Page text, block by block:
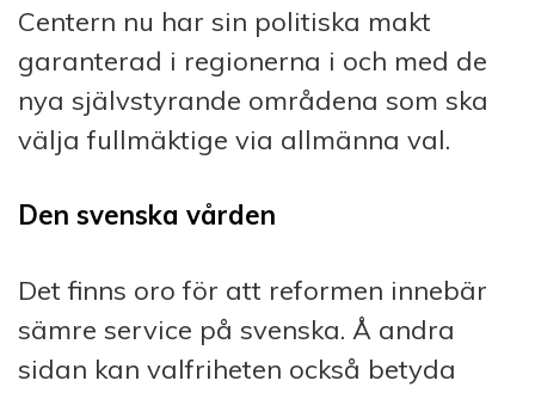
Centern nu har sin politiska makt
garanterad i regionerna i och med de
nya självstyrande områdena som ska
välja fullmäktige via allmänna val.
Den svenska vården
Det finns oro för att reformen innebär
sämre service på svenska. Å andra
sidan kan valfriheten också betyda